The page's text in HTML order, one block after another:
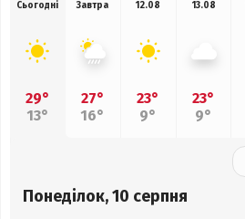
Сьогодні
29°
13°
Завтра
27°
16°
12.08
23°
9°
13.08
23°
9°
Понеділок, 10 серпня